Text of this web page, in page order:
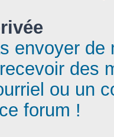
envoyer de
des
ou un
forum !